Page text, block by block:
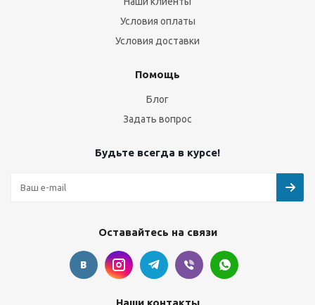
Условия оплаты
Условия доставки
Помощь
Блог
Задать вопрос
Будьте всегда в курсе!
Оставайтесь на связи
Наши контакты